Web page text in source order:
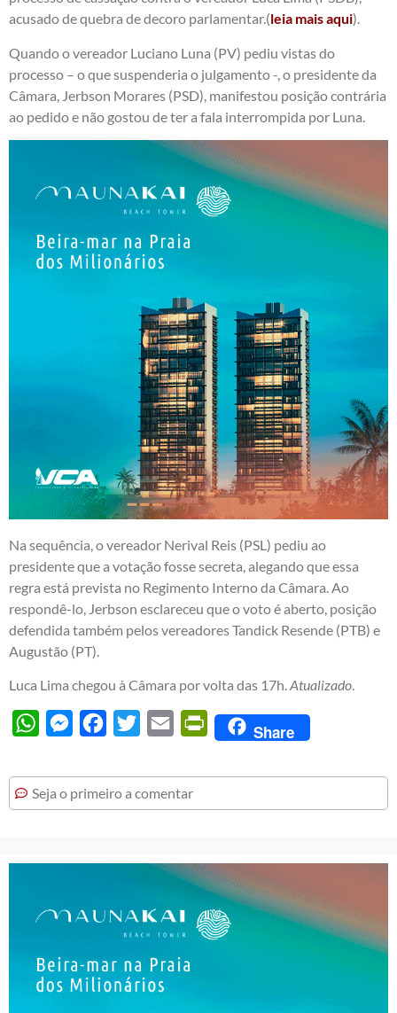
acusado de quebra de decoro parlamentar.(leia mais aqui).
Quando o vereador Luciano Luna (PV) pediu vistas do
processo – o que suspenderia o julgamento -, o presidente da
Câmara, Jerbson Morares (PSD), manifestou posição contrária
ao pedido e não gostou de ter a fala interrompida por Luna.
Na sequência, o vereador Nerival Reis (PSL) pediu ao
presidente que a votação fosse secreta, alegando que essa
regra está prevista no Regimento Interno da Câmara. Ao
respondê-lo, Jerbson esclareceu que o voto é aberto, posição
defendida também pelos vereadores Tandick Resende (PTB) e
Augustão (PT).
Luca Lima chegou à Câmara por volta das 17h.Atualizado.
WhatsAppMessengerFacebook
Twitter Email PrintFriendly
Share
Seja o primeiro a comentar